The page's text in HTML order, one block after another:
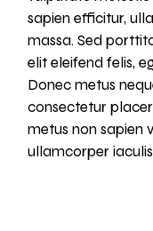
sapien efficitur,
massa. Sed
elit eleifend felis,
Donec metus
consectetur
metus non sapien
ullamcorper